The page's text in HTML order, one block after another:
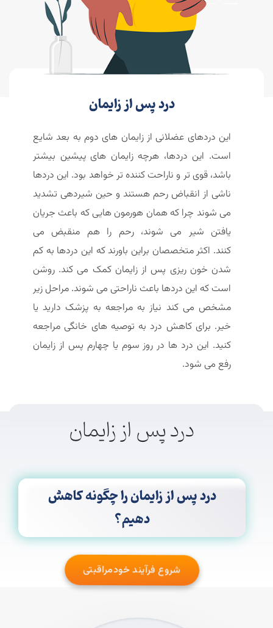
درد پس از زایمان
این دردهای عضلانی از زایمان های دوم به بعد شایع
است. این دردها، هرچه زایمان های پیشین بیشتر
باشد، قوی تر و ناراحت کننده تر خواهد بود. این دردها
ناشی از انقباض رحم هستند و حین شیردهی تشدید
می شوند چرا که همان هورمون هایی که باعث جریان
یافتن شیر می شوند، رحم را هم منقبض می
کنند. اکثر متخصصان براین باورند که این دردها به کم
شدن خون ریزی پس از زایمان کمک می کند. روشن
است که این دردها باعث ناراحتی می شوند. مراحل زیر
مشخص می کند نیاز به مراجعه به پزشک دارید یا
خیر. برای کاهش درد به توصیه های خانگی مراجعه
کنید. این درد ها در روز سوم یا چهارم پس از زایمان
رفع می شود.
درد پس از زایمان
درد پس از زایمان را چگونه کاهش
دهیم؟
شروع فرآیند خودمراقبتی